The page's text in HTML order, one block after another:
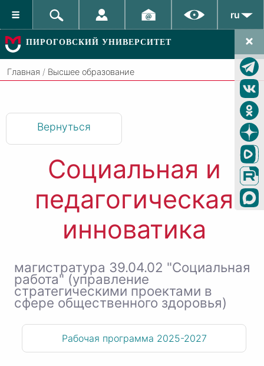
ru
ПИРОГОВСКИЙ УНИВЕРСИТЕТ
Главная / Высшее образование
Вернуться
Социальная и
педагогическая
инноватика
магистратура 39.04.02 "Социальная
работа" (управление
стратегическими проектами в
сфере общественного здоровья)
Рабочая программа 2025-2027